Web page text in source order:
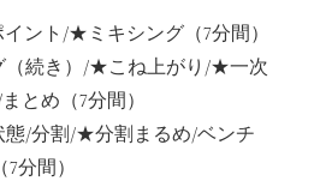
ント/★ミキシング（7分間）
続き）/★こね上がり/★一次
とめ（7分間）
/分割/★分割まるめ/ベンチ
分間）